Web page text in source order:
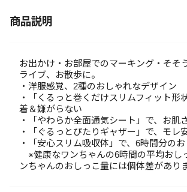
商品説明
お出かけ・お部屋でのマーキング・そそ
ライブ、お散歩に。
・洋服感覚、2種のおしゃれなデザイン
・「くるっと巻くだけスリムフィット形
着＆嫌がらない
・「やわらか全面通気シート」で、お肌
・「ぐるっとぴたりギャザー」で、モレ
・「安心スリム吸収体」で、6時間分の
※健康なワンちゃんの6時間の平均おし
ンちゃんのおしっこ量には個体差があり